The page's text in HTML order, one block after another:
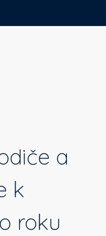
a
k
roku